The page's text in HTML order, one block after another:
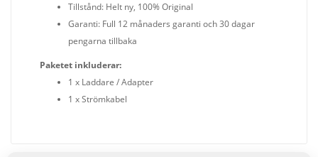
Tillstånd: Helt ny, 100% Original
Garanti: Full 12 månaders garanti och 30 dagar
pengarna tillbaka
Paketet inkluderar:
1 x Laddare / Adapter
1 x Strömkabel